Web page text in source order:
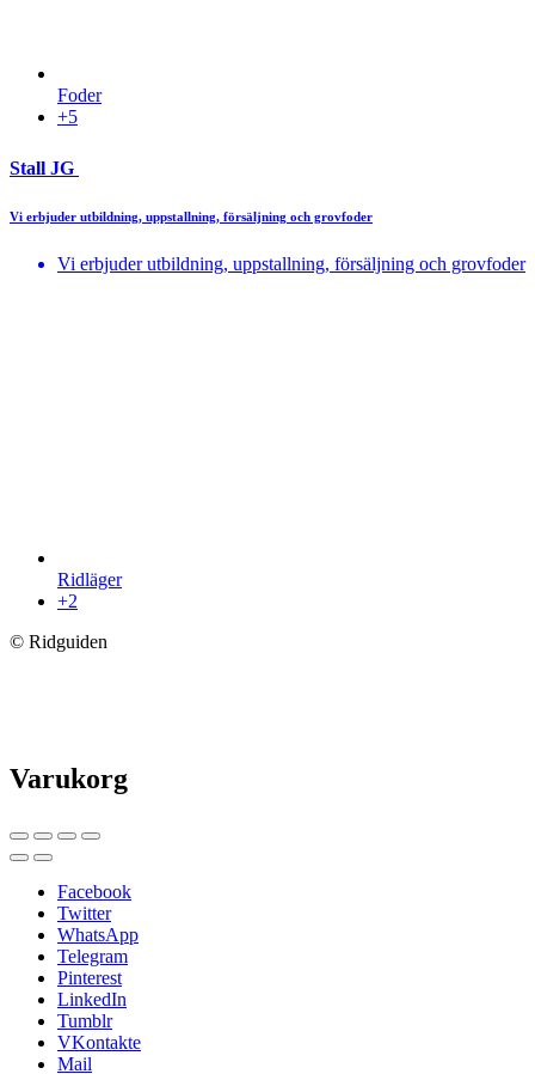
Foder
+5
Stall JG
Vi erbjuder utbildning, uppstallning, försäljning och grovfoder
Vi erbjuder utbildning, uppstallning, försäljning och grovfoder
Ridläger
+2
© Ridguiden
Varukorg
Facebook
Twitter
WhatsApp
Telegram
Pinterest
LinkedIn
Tumblr
VKontakte
Mail